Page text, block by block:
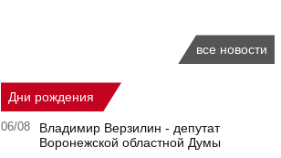
все новости
Дни рождения
06/08
Владимир Верзилин - депутат
Воронежской областной Думы